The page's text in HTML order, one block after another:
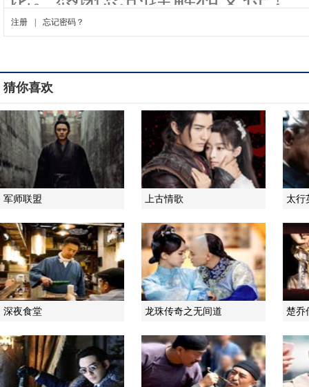
猜你喜欢
军师联盟 上古情歌 太行
深夜食堂 龙珠传奇之无间道 楚乔